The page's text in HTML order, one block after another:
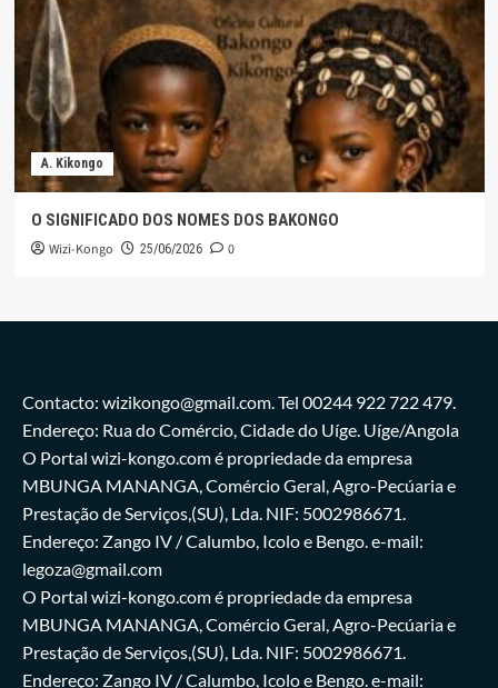
A. Kikongo
O SIGNIFICADO DOS NOMES DOS BAKONGO
Wizi-Kongo 25/06/2026 0
Contacto: wizikongo@gmail.com. Tel 00244 922 722 479.
Endereço: Rua do Comércio, Cidade do Uíge. Uíge/Angola
O Portal wizi-kongo.com é propriedade da empresa
MBUNGA MANANGA, Comércio Geral, Agro-Pecúaria e
Prestação de Serviços,(SU), Lda. NIF: 5002986671.
Endereço: Zango IV / Calumbo, Icolo e Bengo. e-mail:
legoza@gmail.com
O Portal wizi-kongo.com é propriedade da empresa
MBUNGA MANANGA, Comércio Geral, Agro-Pecúaria e
Prestação de Serviços,(SU), Lda. NIF: 5002986671.
Endereço: Zango IV / Calumbo, Icolo e Bengo. e-mail: